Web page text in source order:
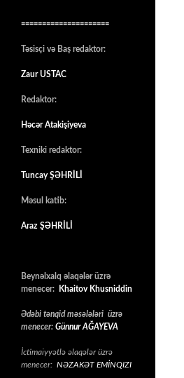
=====================
Təsisçi və Baş redaktor:
Zaur USTAC
Redaktor:
Həcər Atakişiyeva
Texniki redaktor:
Tuncay ŞƏHRİLİ
Məsul katib:
Araz ŞƏHRİLİ
Beynəlxalq əlaqələr üzrə
menecer:
Khaitov Khusniddin
Ədəbi tənqid məsələləri üzrə
menecer: Günnur AĞAYEVA
İctimaiyyətlə əlaqələr üzrə
menecer: NƏZAKƏT EMİNQIZI